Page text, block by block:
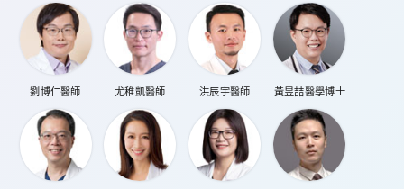
劉博仁醫師 尤稚凱醫師 洪辰宇醫師 黃昱喆醫學博士